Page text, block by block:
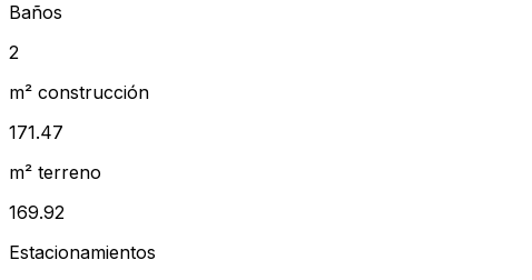
Baños
2
m² construcción
171.47
m² terreno
169.92
Estacionamientos